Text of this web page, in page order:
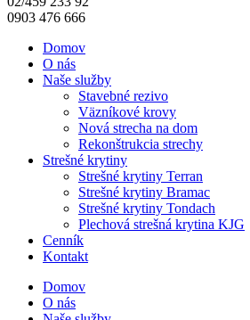
0903 476 666
Domov
O nás
Naše služby
Stavebné rezivo
Väzníkové krovy
Nová strecha na dom
Rekonštrukcia strechy
Strešné krytiny
Strešné krytiny Terran
Strešné krytiny Bramac
Strešné krytiny Tondach
Plechová strešná krytina KJG
Cenník
Kontakt
Domov
O nás